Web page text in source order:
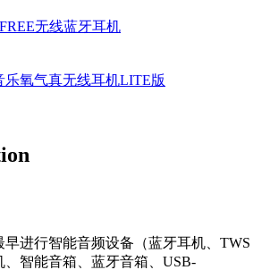
无线蓝牙耳机
氧气真无线耳机LITE版
进行智能音频设备（蓝牙耳机、TWS
智能音箱、蓝牙音箱、USB-